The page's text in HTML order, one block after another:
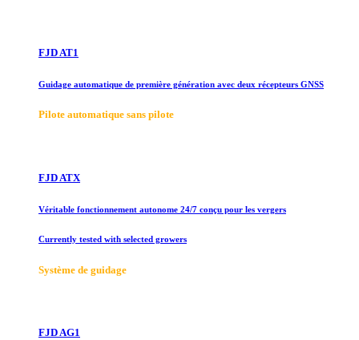
FJD AT1
Guidage automatique de première génération avec deux récepteurs GNSS
Pilote automatique sans pilote
FJD ATX
Véritable fonctionnement autonome 24/7 conçu pour les vergers
Currently tested with selected growers
Système de guidage
FJD AG1